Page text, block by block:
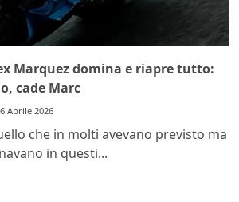
Marquez domina e riapre tutto:
cade Marc
Aprile 2026
che in molti avevano previsto ma
in questi...